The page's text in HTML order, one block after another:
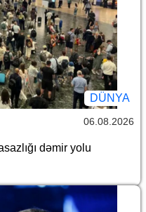
DÜNYA
06.08.2026
dəmir yolu